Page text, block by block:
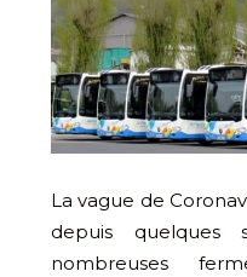
La vague de
depuis quelques
nombreuses